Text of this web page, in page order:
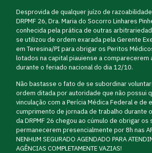
Desprovida de qualquer juízo de
DRPMF 26, Dra. Maria do Socorro Linhares
conhecida pela prática de outras
se utilizou de ordem exarada pela Gerente
em Teresina/PI para obrigar os Peritos
lotados na capital piauiense a comparecerem
durante o feriado nacional do dia 12/10.
Não bastasse o fato de se subordinar
ordem ditada por autoridade que não possui
vinculação com a Perícia Médica Federal e de
cumprimento de jornada de trabalho durante
da DRPMF 26 chegou ao cúmulo de obrigar
permanecerem presencialmente por 8h nas
NENHUM SEGURADO AGENDADO PARA
AGÊNCIAS COMPLETAMENTE VAZIAS!